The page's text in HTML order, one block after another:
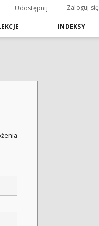
Udostępnij Zaloguj się
INDEKSY